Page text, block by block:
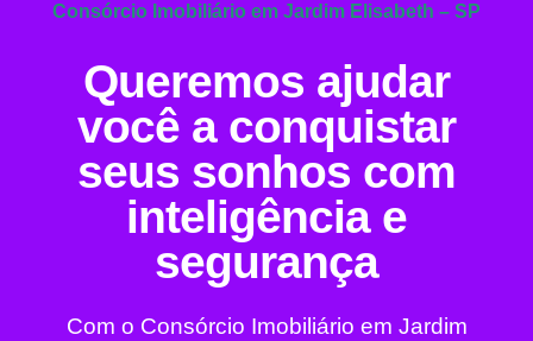
Consórcio Imobiliário em Jardim Elisabeth – SP
Queremos ajudar
você a conquistar
seus sonhos com
inteligência e
segurança
Com o Consórcio Imobiliário em Jardim